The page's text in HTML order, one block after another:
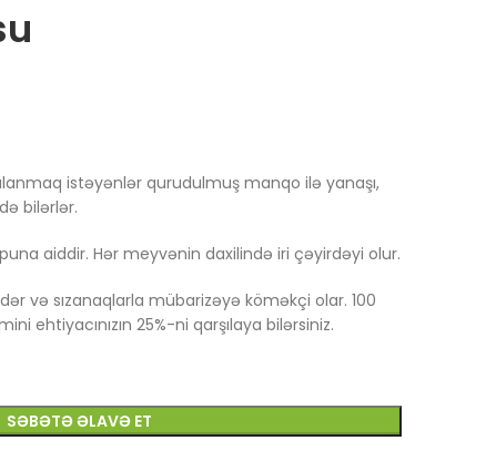
istəyənlər qurudulmuş manqo ilə yanaşı,
bilərlər.
aiddir. Hər meyvənin daxilində iri çəyirdəyi olur.
və sızanaqlarla mübarizəyə köməkçi olar. 100
ehtiyacınızın 25%-ni qarşılaya bilərsiniz.
SƏBƏTƏ ƏLAVƏ ET